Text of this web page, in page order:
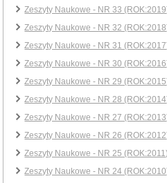
Zeszyty Naukowe - NR 33
Zeszyty Naukowe - NR 32
Zeszyty Naukowe - NR 31
Zeszyty Naukowe - NR 30
Zeszyty Naukowe - NR 29
Zeszyty Naukowe - NR 28
Zeszyty Naukowe - NR 27
Zeszyty Naukowe - NR 26
Zeszyty Naukowe - NR 25 (ROK:2011)
Zeszyty Naukowe - NR 24